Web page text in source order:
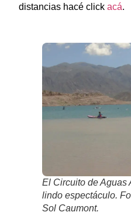
distancias hacé click acá.
El Circuito de Aguas
lindo espectáculo.
Sol Caumont.